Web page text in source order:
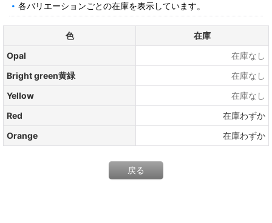
各バリエーションごとの在庫を表示しています。
色
在庫
Opal
在庫なし
Bright green黄緑
在庫なし
Yellow
在庫なし
Red
在庫わずか
Orange
在庫わずか
戻る